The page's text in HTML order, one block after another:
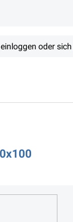
oder sich